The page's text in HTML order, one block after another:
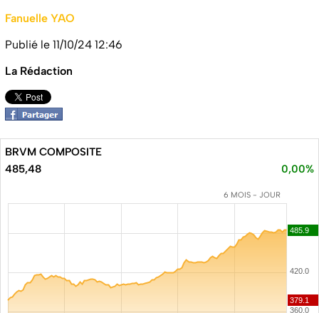
Fanuelle YAO
Publié le 11/10/24 12:46
La Rédaction
BRVM COMPOSITE
485,48
0,00%
6 MOIS - JOUR